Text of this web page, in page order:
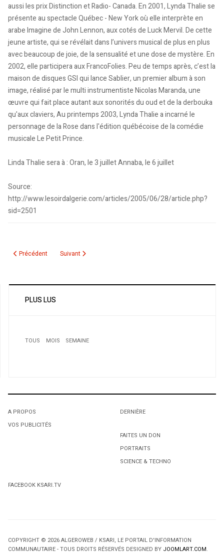
aussi les prix Distinction et Radio- Canada. En 2001, Lynda Thalie se
présente au spectacle Québec - New York où elle interprète en
arabe Imagine de John Lennon, aux cotés de Luck Mervil. De cette
jeune artiste, qui se révélait dans l’univers musical de plus en plus
avec beaucoup de joie, de la sensualité et une dose de mystère. En
2002, elle participera aux FrancoFolies. Peu de temps après, c’est la
maison de disques GSI qui lance Sablier, un premier album à son
image, réalisé par le multi instrumentiste Nicolas Maranda, une
œuvre qui fait place autant aux sonorités du oud et de la derbouka
qu'aux claviers, Au printemps 2003, Lynda Thalie a incarné le
personnage de la Rose dans l'édition québécoise de la comédie
musicale Le Petit Prince.
Linda Thalie sera à : Oran, le 3 juillet Annaba, le 6 juillet
Source:
http://www.lesoirdalgerie.com/articles/2005/06/28/article.php?
sid=2501
Article précédent : Auditorium de la Radio : Conférence de presse de Lynda
Précédent Article suivant : Lynda Thalie, l’étoile qui monte
Suivant
PLUS LUS
TOUS MOIS
SEMAINE
L'octroi accidentel du Gant Court.
L'octroi accidentel du Gant Court.
A PROPOS
VOS PUBLICITÉS
DERNIÈRE
FAITES UN DON
PORTRAITS
SCIENCE & TECHNO
FACEBOOK KSARI.TV
COPYRIGHT © 2026 ALGEROWEB / KSARI, LE PORTAIL D'INFORMATION
COMMUNAUTAIRE - TOUS DROITS RÉSERVÉS DESIGNED BY JOOMLART.COM.